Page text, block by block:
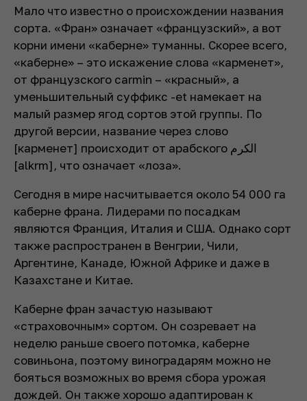
Мало что известно о происхождении названия
сорта. «Фран» означает «французский», а вот
корни имени «каберне» туманны. Скорее всего,
«каберне» – это искажение слова «карменет»,
от французского carmin – «красный», а
уменьшительный суффикс -et намекает на
малый размер ягод сортов этой группы. По
другой версии, название через слово
[карменет] происходит от арабского الكرم
[alkrm], что означает «лоза».
Сегодня в мире насчитывается около 54 000 га
каберне франа. Лидерами по посадкам
являются Франция, Италия и США. Однако сорт
также распространен в Венгрии, Чили,
Аргентине, Канаде, Южной Африке и даже в
Казахстане и Китае.
Каберне фран зачастую называют
«страховочным» сортом. Он созревает на
неделю раньше своего потомка, каберне
совиньона, поэтому виноградарям можно не
бояться возможных во время сбора урожая
дождей. Он также хорошо адаптирован к